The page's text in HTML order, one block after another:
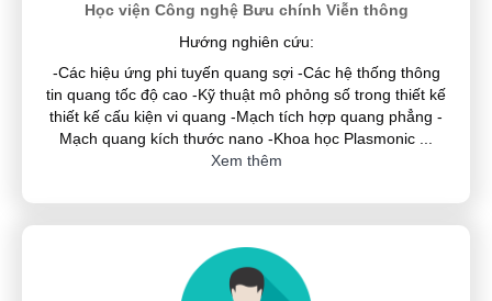
Học viện Công nghệ Bưu chính Viễn thông
Hướng nghiên cứu:
-Các hiệu ứng phi tuyến quang sợi -Các hệ thống thông
tin quang tốc độ cao -Kỹ thuật mô phỏng số trong thiết kế
thiết kế cấu kiện vi quang -Mạch tích hợp quang phẳng -
Mạch quang kích thước nano -Khoa học Plasmonic
Xem thêm